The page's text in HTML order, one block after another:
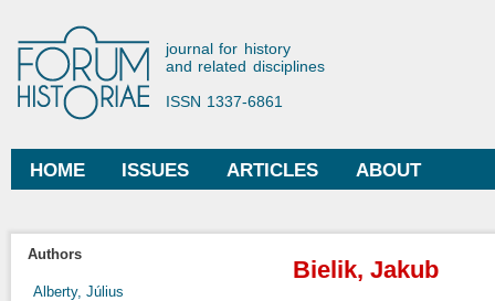
Forum Historiae
journal for history
and related disciplines
ISSN 1337-6861
Main menu
HOME ISSUES ARTICLES ABOUT
Authors
Alberty, Július
Bielik, Jakub